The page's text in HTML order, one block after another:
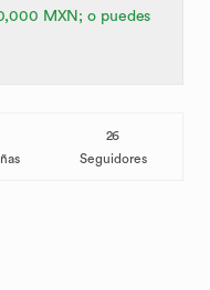
MXN; o puedes
26
Seguidores